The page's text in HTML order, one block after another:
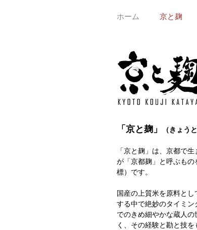
ホーム 京と麹
「京と麹」 （きょう
「京と麹」は、京都で
が「京都麹」と呼ぶも
標）です。
国産の上質米を原料と
する中で絶妙のタイミ
でのきめ細やかな蔵人
く、その経験と勘と技を